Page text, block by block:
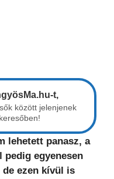
t,
között jelenjenek
lehetett panasz, a
pedig egyenesen
ezen kívül is